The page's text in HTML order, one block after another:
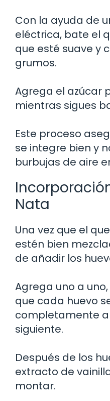
Con la ayuda de
eléctrica, bate el
que esté suave y
grumos.
Agrega el azúcar
mientras sigues
Este proceso
se integre bien y
burbujas de aire
Nata
Una vez que el
estén bien
de añadir los
Agrega uno a
que cada huevo
completamente
siguiente.
Después de los
extracto de
montar.